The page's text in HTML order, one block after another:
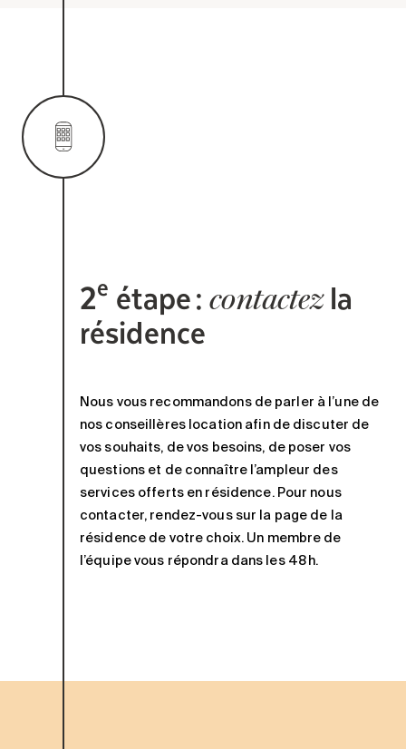
2e étape :contactez la
résidence
Nous vous recommandons de parler à l’une de
nos conseillèresl ocation afin de discuter de
vos souhaits, de vos besoins, de poser vos
questions et de connaître l’ampleur des
servicesofferts en résidence. Pour nous
contacter, rendez-vous sur la page de la
résidence de votre choix. Un membre de
l’équipe vous répondra dans les 48 h.